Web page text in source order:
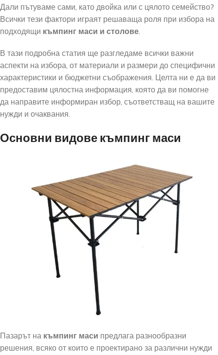
Дали пътуваме сами, като двойка или с цялото семейство?
Всички тези фактори играят решаваща роля при избора на
подходящи къмпинг маси и столове.
В тази подробна статия ще разгледаме всички важни
аспекти на избора, от материали и размери до специфични
характеристики и бюджетни съображения. Целта ни е да ви
предоставим цялостна информация, която да ви помогне
да направите информиран избор, съответстващ на вашите
нужди и очаквания.
Основни видове къмпинг маси
Пазарът на къмпинг маси предлага разнообразни
решения, всяко от които е проектирано за различни нужди